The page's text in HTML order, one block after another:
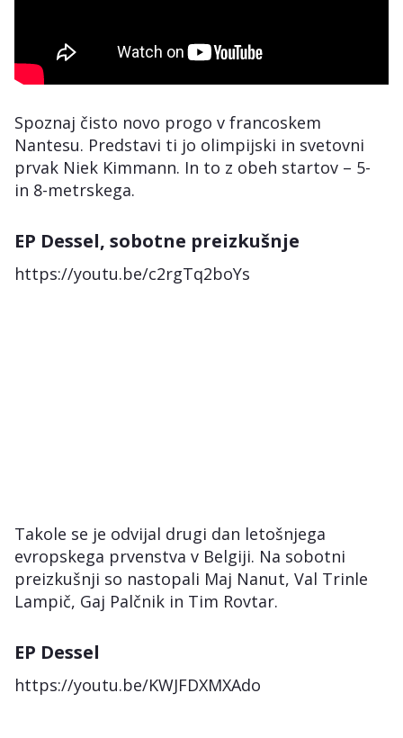
Spoznaj čisto novo progo v francoskem
Nantesu. Predstavi ti jo olimpijski in svetovni
prvak Niek Kimmann. In to z obeh startov – 5-
in 8-metrskega.
EP Dessel, sobotne preizkušnje
https://youtu.be/c2rgTq2boYs
Takole se je odvijal drugi dan letošnjega
evropskega prvenstva v Belgiji. Na sobotni
preizkušnji so nastopali Maj Nanut, Val Trinle
Lampič, Gaj Palčnik in Tim Rovtar.
EP Dessel
https://youtu.be/KWJFDXMXAdo